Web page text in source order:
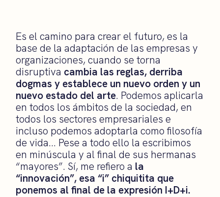
Es el camino para crear el futuro, es la
base de la adaptación de las empresas y
organizaciones, cuando se torna
disruptiva cambia las reglas, derriba
dogmas y establece un nuevo orden y un
nuevo estado del arte. Podemos aplicarla
en todos los ámbitos de la sociedad, en
todos los sectores empresariales e
incluso podemos adoptarla como filosofía
de vida… Pese a todo ello la escribimos
en minúscula y al final de sus hermanas
“mayores”. Sí, me refiero a la
“innovación”, esa “i” chiquitita que
ponemos al final de la expresión I+D+i.